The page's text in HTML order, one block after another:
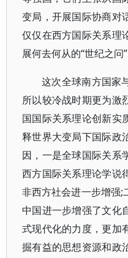
变局，开展国际协商对
仅仅在西方国际关系理
展何去何从的“世纪之问”
这次全球南方国家
所以较冷战时期更为激
国国际关系理论创新实
释世界大变局下国际政
因，一是全球国际关系
西方国际关系理论学说
非西方社会进一步增强;
中国进一步增强了文化
式现代化的力度，更加
掘有益的思想资源和政